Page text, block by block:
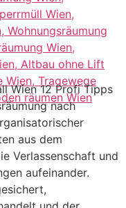
Wien 12 Profi Tipps
nach
aus dem
Verlassenschaft und
aufeinander.